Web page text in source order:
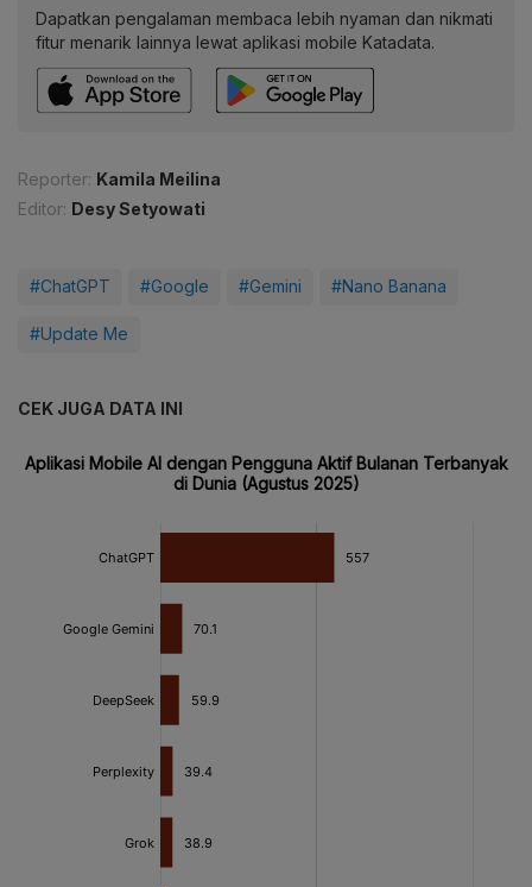
Dapatkan pengalaman membaca lebih nyaman dan nikmati
fitur menarik lainnya lewat aplikasi mobile Katadata.
Reporter: Kamila Meilina
Editor: Desy Setyowati
#ChatGPT #Google #Gemini #Nano Banana
#Update Me
CEK JUGA DATA INI